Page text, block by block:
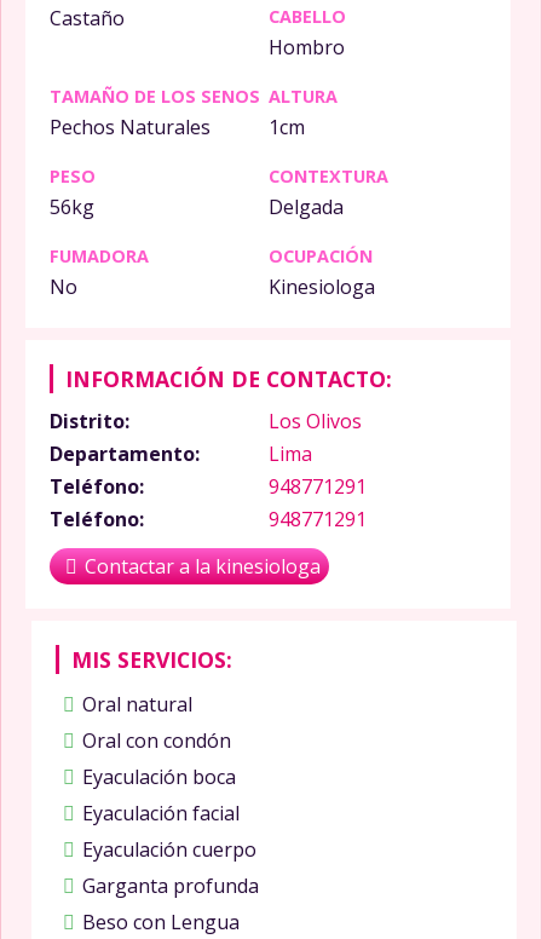
Castaño
CABELLO
Hombro
TAMAÑO DE LOS SENOS
Pechos Naturales
ALTURA
1cm
PESO
56kg
CONTEXTURA
Delgada
FUMADORA
No
OCUPACIÓN
Kinesiologa
INFORMACIÓN DE CONTACTO:
Distrito:
Los Olivos
Departamento:
Lima
Teléfono:
948771291
Teléfono:
948771291
Contactar a la kinesiologa
MIS SERVICIOS:
Oral natural
Oral con condón
Eyaculación boca
Eyaculación facial
Eyaculación cuerpo
Garganta profunda
Beso con Lengua